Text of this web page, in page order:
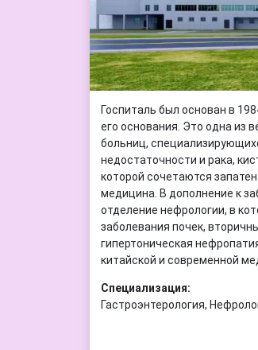
Госпиталь был основан в
его основания. Это одна из
больниц,
недостаточности и рака,
которой сочетаются
медицина. В дополнение к
отделение нефрологии, в
заболевания почек,
гипертоническая
китайской и современной
Специализация:
Гастроэнтерология,